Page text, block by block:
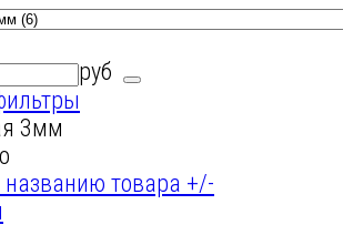
руб
3мм
названию товара +/-